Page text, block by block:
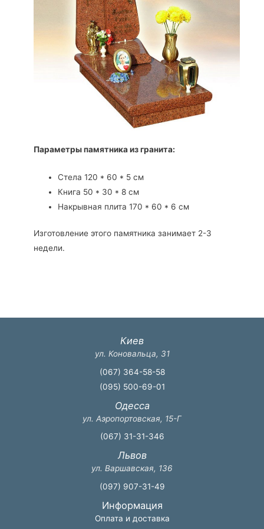
Параметры памятника из гранита:
Стела 120 * 60 * 5 см
Книга 50 * 30 * 8 см
Накрывная плита 170 * 60 * 6 см
Изготовление этого памятника занимает 2-3
недели.
Киев
ул. Коновальца, 31
(067) 364-58-58
(095) 500-69-01
Одесса
ул. Аэропортовская, 15-Г
(067) 31-31-346
Львов
ул. Варшавская, 136
(097) 907-31-49
Информация
Оплата и доставка